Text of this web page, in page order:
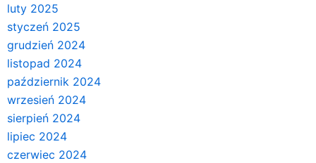
luty 2025
styczeń 2025
grudzień 2024
listopad 2024
październik 2024
wrzesień 2024
sierpień 2024
lipiec 2024
czerwiec 2024